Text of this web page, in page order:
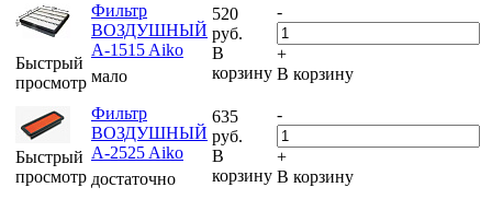
Быстрый
просмотр
Фильтр
ВОЗДУШНЫЙ
A-1515 Aiko
мало
520
руб.
В
корзину
-
+
В корзину
Быстрый
просмотр
Фильтр
ВОЗДУШНЫЙ
A-2525 Aiko
достаточно
635
руб.
В
корзину
-
+
В корзину